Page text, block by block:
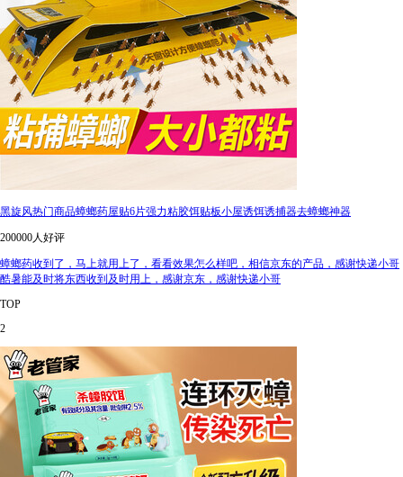
黑旋风热门商品蟑螂药屋贴6片强力粘胶饵贴板小屋诱饵诱捕器去蟑螂神器
200000人好评
蟑螂药收到了，马上就用上了，看看效果怎么样吧，相信京东的产品，感谢快递小哥
酷暑能及时将东西收到及时用上，感谢京东，感谢快递小哥
TOP
2